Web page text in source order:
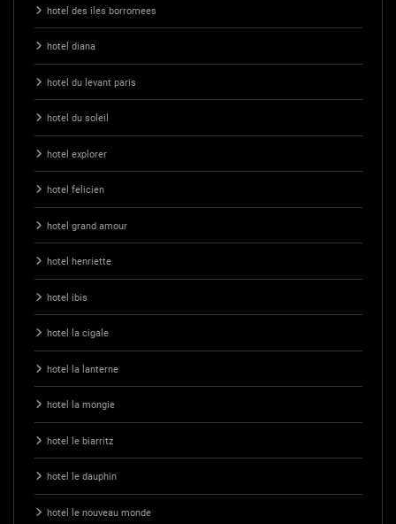
hotel des iles borromees
hotel diana
hotel du levant paris
hotel du soleil
hotel explorer
hotel felicien
hotel grand amour
hotel henriette
hotel ibis
hotel la cigale
hotel la lanterne
hotel la mongie
hotel le biarritz
hotel le dauphin
hotel le nouveau monde